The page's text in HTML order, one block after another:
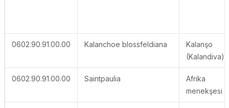
0602.90.91.00.00 Kalanchoe blossfeldiana
Kalanşo
(Kalandiva)
0602.90.91.00.00 Saintpaulia
Afrika
menekşesi